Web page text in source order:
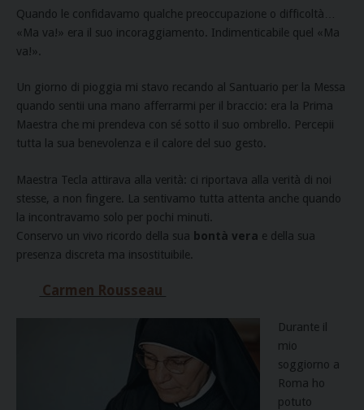
Quando le confidavamo qualche preoccupazione o difficoltà…
«Ma va!» era il suo incoraggiamento. Indimenticabile quel «Ma
va!».
Un giorno di pioggia mi stavo recando al Santuario per la Messa
quando sentii una mano afferrarmi per il braccio: era la Prima
Maestra che mi prendeva con sé sotto il suo ombrello. Percepii
tutta la sua benevolenza e il calore del suo gesto.
Maestra Tecla attirava alla verità: ci riportava alla verità di noi
stesse, a non fingere. La sentivamo tutta attenta anche quando
la incontravamo solo per pochi minuti.
Conservo un vivo ricordo della sua bontà vera e della sua
presenza discreta ma insostituibile.
Carmen Rousseau
Durante il
mio
soggiorno a
Roma ho
potuto